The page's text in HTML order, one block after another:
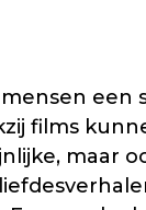
een
films
maar